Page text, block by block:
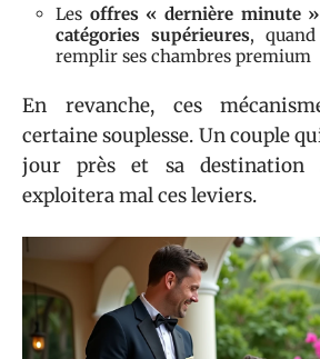
Les offres « dernière minute
catégories supérieures,
remplir ses chambres premium
En revanche, ces
certaine souplesse. Un couple
jour près et sa destination
exploitera mal ces leviers.